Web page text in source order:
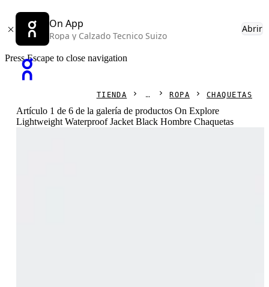
On App
Ropa y Calzado Tecnico Suizo
Abrir
Press Escape to close navigation
TIENDA ROPA CHAQUETAS
Artículo 1 de 6 de la galería de productos On Explore
Lightweight Waterproof Jacket Black Hombre Chaquetas